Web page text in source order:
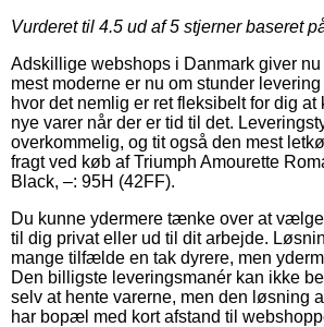
Vurderet til 4.5 ud af 5 stjerner baseret
Adskillige webshops i Danmark giver nu
mest moderne er nu om stunder
hvor det nemlig er ret fleksibelt for dig
nye varer når der er tid til det.
overkommelig, og tit også den mest
fragt ved køb af Triumph Amourette
Black, –: 95H (42FF).
Du kunne ydermere tænke over at
til dig privat eller ud til dit arbejde.
mange tilfælde en tak dyrere, men
Den billigste leveringsmanér kan ikke
selv at hente varerne, men den løsning
har bopæl med kort afstand til